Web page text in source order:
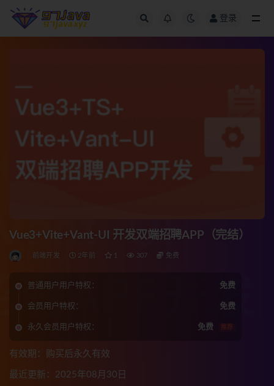
登录
Vue3+Vite+Vant-UI 开发双端招聘APP（完结）
前端开发 2年前 1 307 免费
普通用户用户特权： 免费
会员用户特权： 免费
永久会员用户特权： 免费 推荐
有效期：购买后永久有效
最近更新：2025年08月30日